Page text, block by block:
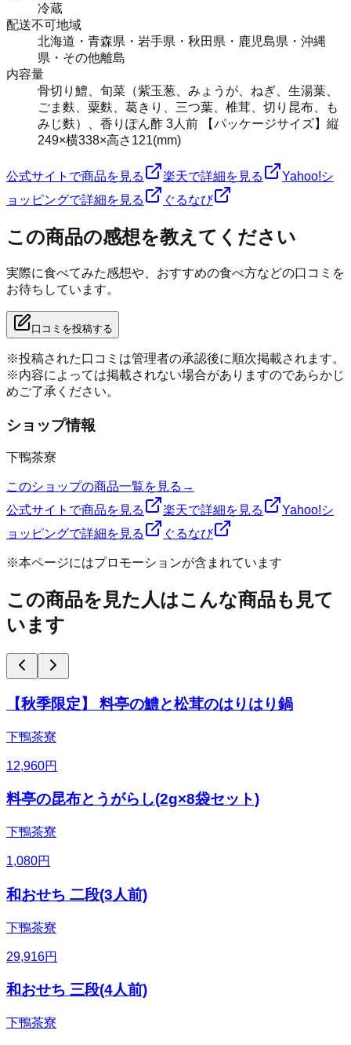
冷蔵
配送不可地域
北海道・青森県・岩手県・秋田県・鹿児島県・沖縄
県・その他離島
内容量
骨切り鱧、旬菜（紫玉葱、みょうが、ねぎ、生湯葉、
ごま麩、粟麩、葛きり、三つ葉、椎茸、切り昆布、も
みじ麩）、香りぽん酢 3人前 【パッケージサイズ】縦
249×横338×高さ121(mm)
公式サイトで商品を見る 楽天で詳細を見る
Yahoo!シ
ョッピングで詳細を見る
ぐるなび
この商品の感想を教えてください
実際に食べてみた感想や、おすすめの食べ方などの口コミを
お待ちしています。
口コミを投稿する
※投稿された口コミは管理者の承認後に順次掲載されます。
※内容によっては掲載されない場合がありますのであらかじ
めご了承ください。
ショップ情報
下鴨茶寮
このショップの商品一覧を見る →
公式サイトで商品を見る
楽天で詳細を見る
Yahoo!シ
ョッピングで詳細を見る
ぐるなび
※本ページにはプロモーションが含まれています
この商品を見た人はこんな商品も見て
います
【秋季限定】 料亭の鱧と松茸のはりはり鍋
下鴨茶寮
12,960円
料亭の昆布とうがらし(2g×8袋セット)
下鴨茶寮
1,080円
和おせち 二段(3人前)
下鴨茶寮
29,916円
和おせち 三段(4人前)
下鴨茶寮